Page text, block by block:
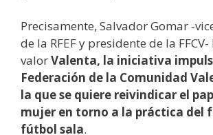
Precisamente, Salvador Gomar -
de la RFEF y presidente de la
valorValenta, la iniciativa
Federación de la Comunidad
la que se quiere reivindicar el
mujer en torno a la práctica del
fútbol sala.